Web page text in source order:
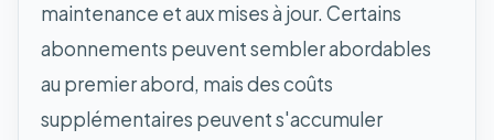
maintenance et aux mises à jour. Certains
abonnements peuvent sembler abordables
au premier abord, mais des coûts
supplémentaires peuvent s'accumuler